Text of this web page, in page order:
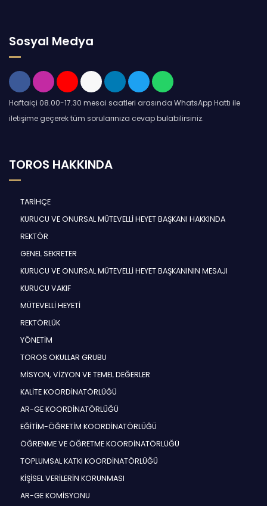
Sosyal Medya
Haftaiçi 08.00-17.30 mesai saatleri arasında WhatsApp Hattı ile
iletişime geçerek tüm sorularınıza cevap bulabilirsiniz.
TOROS HAKKINDA
TARİHÇE
KURUCU VE ONURSAL MÜTEVELLİ HEYET BAŞKANI HAKKINDA
REKTÖR
GENEL SEKRETER
KURUCU VE ONURSAL MÜTEVELLİ HEYET BAŞKANININ MESAJI
KURUCU VAKIF
MÜTEVELLİ HEYETİ
REKTÖRLÜK
YÖNETİM
TOROS OKULLAR GRUBU
MİSYON, VİZYON VE TEMEL DEĞERLER
KALİTE KOORDİNATÖRLÜĞÜ
AR-GE KOORDİNATÖRLÜĞÜ
EĞİTİM-ÖĞRETİM KOORDİNATÖRLÜĞÜ
ÖĞRENME VE ÖĞRETME KOORDİNATÖRLÜĞÜ
TOPLUMSAL KATKI KOORDİNATÖRLÜĞÜ
KİŞİSEL VERİLERİN KORUNMASI
AR-GE KOMİSYONU